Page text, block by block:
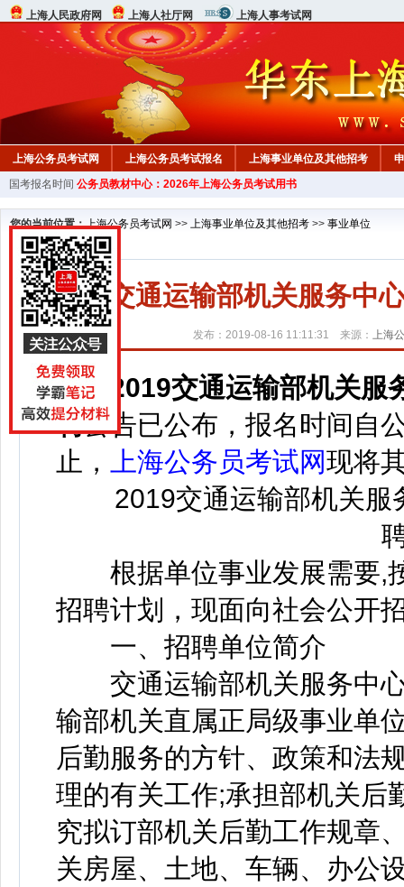
上海人民政府网 上海人社厅网 上海人事考试网
上海公务员考试网 上海公务员考试报名 上海事业单位及其他招考
国考报名时间 公务员教材中心：2026年上海公务员考试用书
您的当前位置：上海公务员考试网 >> 上海事业单位及其他招考 >> 事业单位
2019交通运输部机关服务中
发布：2019-08-16 11:11:31 来源： 上海
2019交通运输部机关
聘公告已公布， 报名时间自
止，
上海公务员考试网现将
2019交通运输部机关服
根据单位事业发展需要,
招聘计划，现面向社会公开
一、招聘单位简介
交通运输部机关服务中心
输部机关直属正局级事业单
后勤服务的方针、政策和法
理的有关工作;承担部机关后
究拟订部机关后勤工作规章
关房屋、土地、车辆、办公